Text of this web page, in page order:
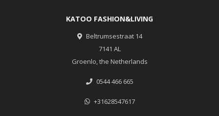
KATOO FASHION&LIVING
Beltrumsestraat 14
7141 AL
Groenlo, the Netherlands
0544 466 665
+31628547617